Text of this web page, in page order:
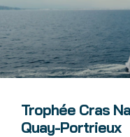
Trophée Cras
Quay-Portrieux